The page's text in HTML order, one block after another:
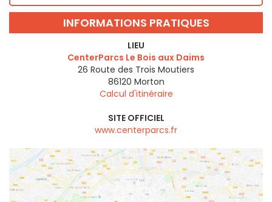
INFORMATIONS PRATIQUES
LIEU
CenterParcs Le Bois aux Daims
26 Route des Trois Moutiers
86120 Morton
Calcul d'itinéraire
SITE OFFICIEL
www.centerparcs.fr